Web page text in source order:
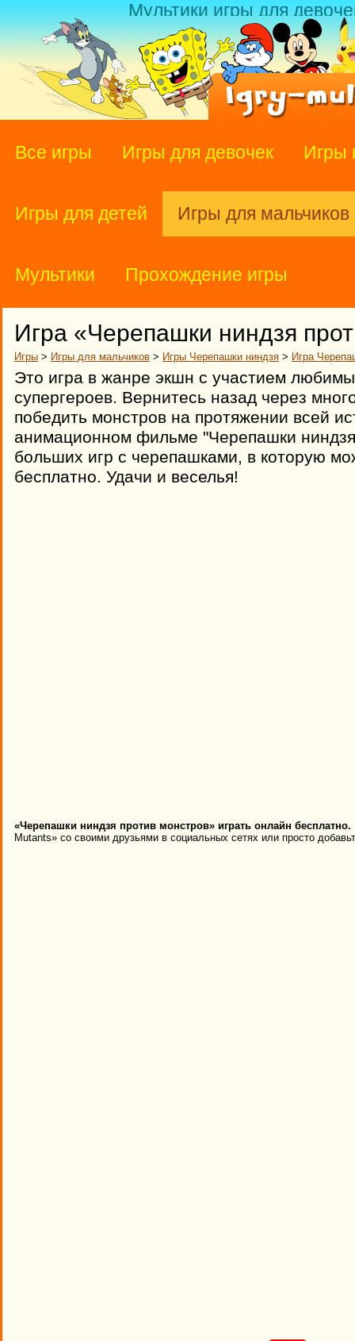
Мультики игры для
Все игры Игры для девочек Игры
Игры для детей Игры для мальчиков
Мультики Прохождение игры
Игра «Черепашки ниндзя
Игры > Игры для мальчиков > Игры Черепашки ниндзя > Игра
Это игра в жанре экшн с участием
супергероев. Вернитесь назад через
победить монстров на протяжении всей
анимационном фильме "Черепашки
больших игр с черепашками, в которую
бесплатно. Удачи и веселья!
«Черепашки ниндзя против монстров» играть онлайн бесплатно.
Mutants» со своими друзьями в социальных сетях или просто